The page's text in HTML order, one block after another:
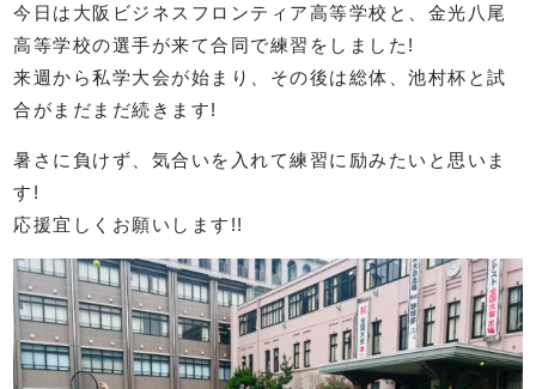
今日は大阪ビジネスフロンティア高等学校と、金光八尾
高等学校の選手が来て合同で練習をしました!
来週から私学大会が始まり、その後は総体、池村杯と試
合がまだまだ続きます!
暑さに負けず、気合いを入れて練習に励みたいと思いま
す!
応援宜しくお願いします!!